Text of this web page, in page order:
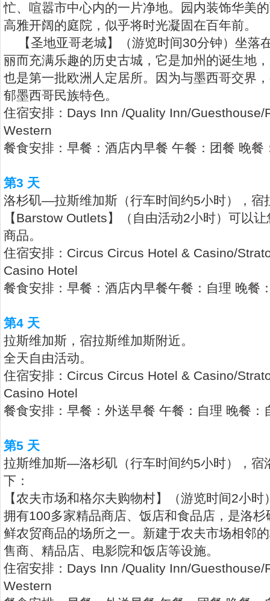
忙、喧嚣市中心内的一片净地。园内装饰华美
高雅开阔的庭院，似乎将时光凝固在百年前。
【圣地亚哥老城】（游览时间30分钟）坐落
丽而充满乐趣的历史古城，它是加州的诞生地
也是第一批欧洲人定居所。因为与墨西哥交界
郁墨西哥民族特色。
住宿安排：Days Inn /Quality Inn/
Western
餐食安排：早餐：酒店内早餐 午餐：团餐 晚餐
第3 天
洛杉矶—拉斯维加斯（行车时间约5小时），宿
【Barstow Outlets】（自由活动2小时）可以
商品。
住宿安排：Circus Circus Hotel & Casino/
Casino Hotel
餐食安排：早餐：酒店内早餐午餐：自理 晚餐
第4 天
拉斯维加斯，宿拉斯维加斯附近。
全天自由活动。
住宿安排：Circus Circus Hotel & Casino/
Casino Hotel
餐食安排：早餐：外送早餐 午餐：自理 晚餐：
第5 天
拉斯维加斯—洛杉矶（行车时间约5小时），宿
下：
【农夫市场和格尔夫购物村】（游览时间2小
拥有100多家精品商店、饭店和食品店，是洛
鲜农贸商品的场所之一。新建于农夫市场相邻
售商、精品店、电影院和饭店等设施。
住宿安排：Days Inn /Quality Inn/
Western